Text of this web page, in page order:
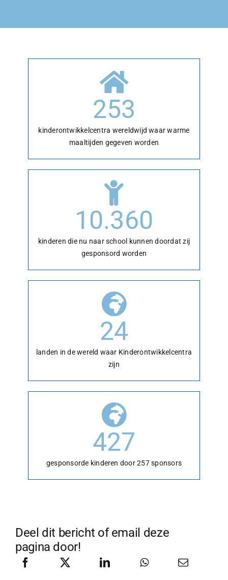
253
kinderontwikkelcentra wereldwijd waar warme
maaltijden gegeven worden
10.360
kinderen die nu naar school kunnen doordat zij
gesponsord worden
24
landen in de wereld waar Kinderontwikkelcentra
zijn
427
gesponsorde kinderen door 257 sponsors
Deel dit bericht of email deze
pagina door!